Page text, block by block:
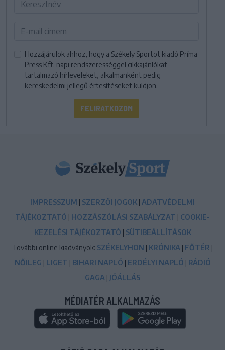
Hozzájárulok ahhoz, hogy a Székely Sportot kiadó Príma
Press Kft. napi rendszerességgel cikkajánlókat
tartalmazó hírleveleket, alkalmanként pedig
kereskedelmi jellegű értesítéseket küldjön.
FELIRATKOZOM
IMPRESSZUM | SZERZŐI JOGOK | ADATVÉDELMI
TÁJÉKOZTATÓ | HOZZÁSZÓLÁSI SZABÁLYZAT | COOKIE-
KEZELÉSI TÁJÉKOZTATÓ | SÜTIBEÁLLÍTÁSOK
További online kiadványok: SZÉKELYHON | KRÓNIKA | FŐTÉR |
NŐILEG | LIGET | BIHARI NAPLÓ | ERDÉLYI NAPLÓ | RÁDIÓ
GAGA | JÓÁLLÁS
MÉDIATÉR ALKALMAZÁS